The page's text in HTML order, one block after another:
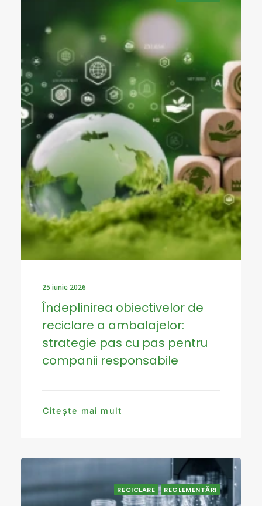
25 iunie 2026
Îndeplinirea obiectivelor de
reciclare a ambalajelor:
strategie pas cu pas pentru
companii responsabile
Citește mai mult
RECICLARE REGLEMENTĂRI